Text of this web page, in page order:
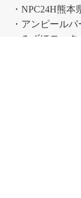
・NPC24H熊
・アンピール
・みずほモー